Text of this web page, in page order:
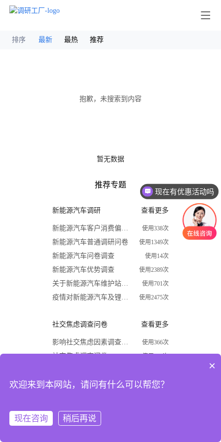
排序 最新 最热 推荐
抱歉，未搜索到内容
暂无数据
推荐专题
新能源汽车调研 查看更多
新能源汽车客户消费偏好调查问卷 使用338次
新能源汽车普通调研问卷 使用1349次
新能源汽车问卷调查 使用14次
新能源汽车优势调查 使用2389次
关于新能源汽车维护站调查问卷 使用701次
疫情对新能源汽车及锂电行业影响调查问卷 使用2475次
社交焦虑调查问卷 查看更多
影响社交焦虑因素调查问卷 使用366次
社交焦虑调查问卷
关于大学生社交焦虑问卷调查 使用677次
注册
现在有优惠活动吗
×
欢迎来到本网站，请问有什么可以帮您？
现在咨询 稍后再说